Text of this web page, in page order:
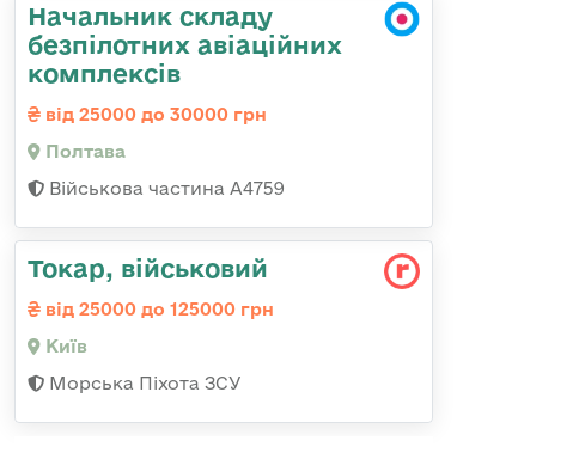
Начальник складу
безпілотних авіаційних
комплексів
від 25000 до 30000 грн
Полтава
Військова частина А4759
Токаp, військовий
від 25000 до 125000 грн
Київ
Морська Піхота ЗСУ